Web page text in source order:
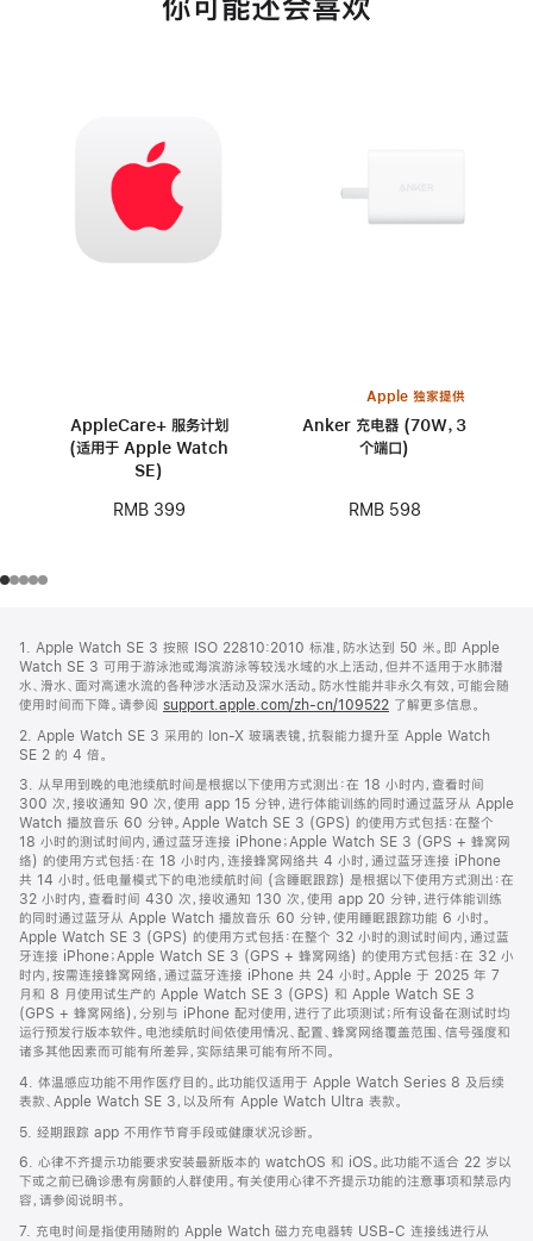
AppleCare+ 服务计划
(适用于 Apple Watch
SE)
RMB 399
Apple 独家提供
Anker 充电器 (70W，3
个端口)
RMB 598
页
页
脚
注
1. Apple Watch SE 3 按照 ISO 22810:2010 标准，防水达到 50 米。即 Apple
Watch SE 3 可用于游泳池或海滨游泳等较浅水域的水上活动，但并不适用于水肺潜
水、滑水、面对高速水流的各种涉水活动及深水活动。防水性能并非永久有效，可能会随
使用时间而下降。请参阅 support.apple.com/zh-cn/109522 了解更多信息。
2. Apple Watch SE 3 采用的 Ion-X 玻璃表镜，抗裂能力提升至 Apple Watch
SE 2 的 4 倍。
3. 从早用到晚的电池续航时间是根据以下使用方式测出：在 18 小时内，查看时间
300 次，接收通知 90 次，使用 app 15 分钟，进行体能训练的同时通过蓝牙从 Apple
Watch 播放音乐 60 分钟。Apple Watch SE 3 (GPS) 的使用方式包括：在整个
18 小时的测试时间内，通过蓝牙连接 iPhone；Apple Watch SE 3 (GPS + 蜂窝网
络) 的使用方式包括：在 18 小时内，连接蜂窝网络共 4 小时，通过蓝牙连接 iPhone
共 14 小时。低电量模式下的电池续航时间 (含睡眠跟踪) 是根据以下使用方式测出：在
32 小时内，查看时间 430 次，接收通知 130 次，使用 app 20 分钟，进行体能训练
的同时通过蓝牙从 Apple Watch 播放音乐 60 分钟，使用睡眠跟踪功能 6 小时。
Apple Watch SE 3 (GPS) 的使用方式包括：在整个 32 小时的测试时间内，通过蓝
牙连接 iPhone；Apple Watch SE 3 (GPS + 蜂窝网络) 的使用方式包括：在 32 小
时内，按需连接蜂窝网络，通过蓝牙连接 iPhone 共 24 小时。Apple 于 2025 年 7
月和 8 月使用试生产的 Apple Watch SE 3 (GPS) 和 Apple Watch SE 3
(GPS + 蜂窝网络)，分别与 iPhone 配对使用，进行了此项测试；所有设备在测试时均
运行预发行版本软件。电池续航时间依使用情况、配置、蜂窝网络覆盖范围、信号强度和
诸多其他因素而可能有所差异，实际结果可能有所不同。
4. 体温感应功能不用作医疗目的。此功能仅适用于 Apple Watch Series 8 及后续
表款、Apple Watch SE 3，以及所有 Apple Watch Ultra 表款。
5. 经期跟踪 app 不用作节育手段或健康状况诊断。
6. 心律不齐提示功能要求安装最新版本的 watchOS 和 iOS。此功能不适合 22 岁以
下或之前已确诊患有房颤的人群使用。有关使用心律不齐提示功能的注意事项和禁忌内
容，请参阅说明书。
7. 充电时间是指使用随附的 Apple Watch 磁力充电器转 USB-C 连接线进行从